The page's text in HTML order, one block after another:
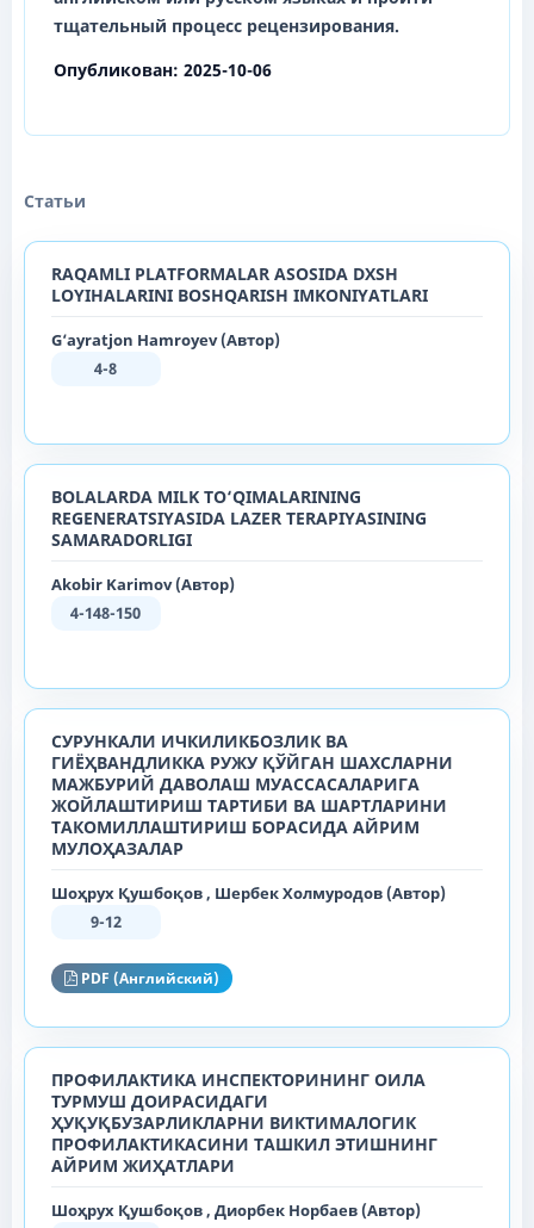
тщательный процесс рецензирования.
Опубликован: 2025-10-06
Статьи
RAQAMLI PLATFORMALAR ASOSIDA DXSH
LOYIHALARINI BOSHQARISH IMKONIYATLARI
G‘ayratjon Hamroyev (Автор)
4-8
BOLALARDA MILK TO‘QIMALARINING
REGENERATSIYASIDA LAZER TERAPIYASINING
SAMARADORLIGI
Akobir Karimov (Автор)
4-148-150
СУРУНКАЛИ ИЧКИЛИКБОЗЛИК ВА
ГИЁҲВАНДЛИККА РУЖУ ҚЎЙГАН ШАХСЛАРНИ
МАЖБУРИЙ ДАВОЛАШ МУАССАСАЛАРИГА
ЖОЙЛАШТИРИШ ТАРТИБИ ВА ШАРТЛАРИНИ
ТАКОМИЛЛАШТИРИШ БОРАСИДА АЙРИМ
МУЛОҲАЗАЛАР
Шоҳрух Қушбоқов , Шербек Холмуродов (Автор)
9-12
PDF (Английский)
ПРОФИЛАКТИКА ИНСПЕКТОРИНИНГ ОИЛА
ТУРМУШ ДОИРАСИДАГИ
ҲУҚУҚБУЗАРЛИКЛАРНИ ВИКТИМАЛОГИК
ПРОФИЛАКТИКАСИНИ ТАШКИЛ ЭТИШНИНГ
АЙРИМ ЖИҲАТЛАРИ
Шоҳрух Қушбоқов , Диорбек Норбаев (Автор)